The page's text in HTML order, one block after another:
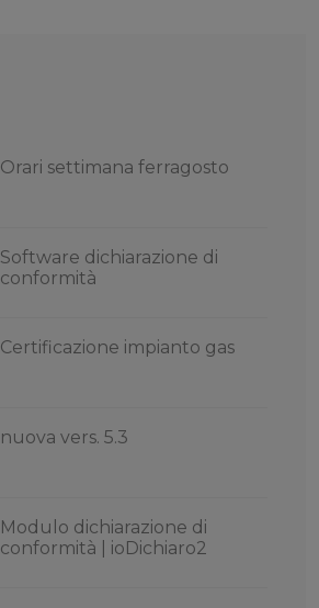
Orari settimana ferragosto
Software dichiarazione di
conformità
Certificazione impianto gas
nuova vers. 5.3
Modulo dichiarazione di
conformità | ioDichiaro2